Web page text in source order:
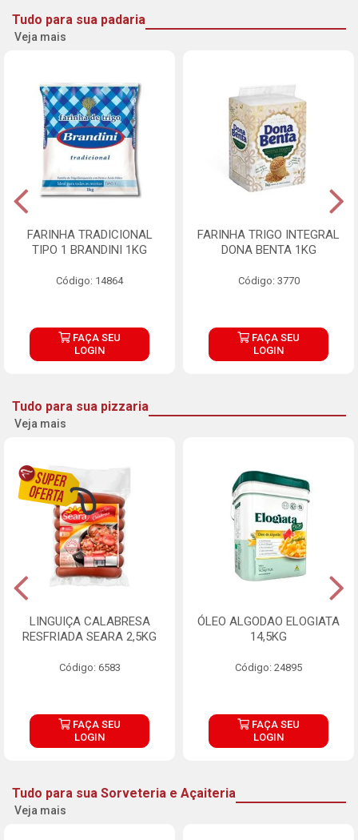
Tudo para sua padaria
Veja mais
FARINHA TRADICIONAL
TIPO 1 BRANDINI 1KG
Código: 14864
FAÇA SEU
LOGIN
FARINHA TRIGO INTEGRAL
DONA BENTA 1KG
Código: 3770
FAÇA SEU
LOGIN
Tudo para sua pizzaria
Veja mais
LINGUIÇA CALABRESA
RESFRIADA SEARA 2,5KG
Código: 6583
FAÇA SEU
LOGIN
ÓLEO ALGODAO ELOGIATA
14,5KG
Código: 24895
FAÇA SEU
LOGIN
Tudo para sua Sorveteria e Açaiteria
Veja mais